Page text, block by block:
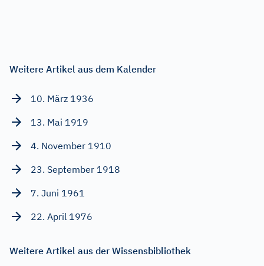
Weitere Artikel aus dem Kalender
10. März 1936
13. Mai 1919
4. November 1910
23. September 1918
7. Juni 1961
22. April 1976
Weitere Artikel aus der Wissensbibliothek